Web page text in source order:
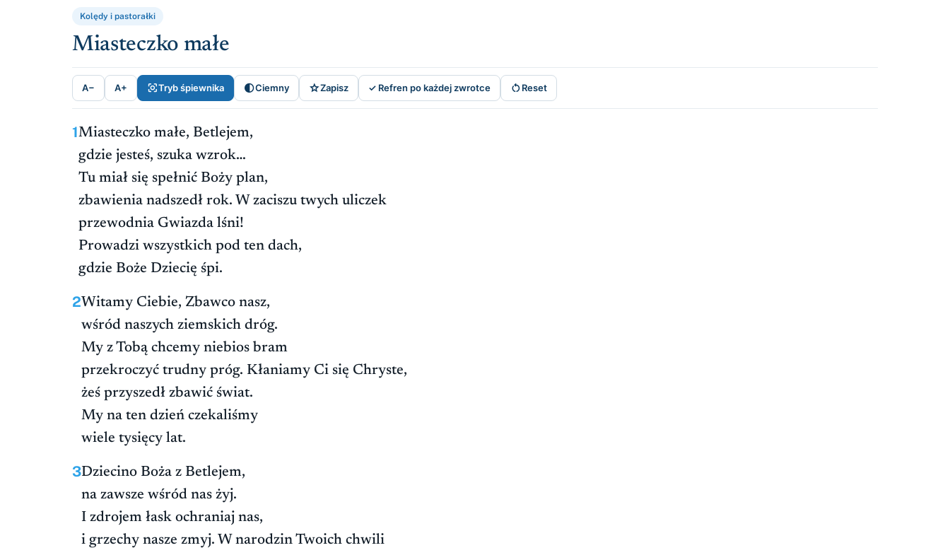
Kolędy i pastorałki
Miasteczko małe
A− A+ Tryb śpiewnika Ciemny Zapisz ✓ Refren po każdej zwrotce Reset
1Miasteczko małe, Betlejem,
gdzie jesteś, szuka wzrok…
Tu miał się spełnić Boży plan,
zbawienia nadszedł rok. W zaciszu twych uliczek
przewodnia Gwiazda lśni!
Prowadzi wszystkich pod ten dach,
gdzie Boże Dziecię śpi.
2Witamy Ciebie, Zbawco nasz,
wśród naszych ziemskich dróg.
My z Tobą chcemy niebios bram
przekroczyć trudny próg. Kłaniamy Ci się Chryste,
żeś przyszedł zbawić świat.
My na ten dzień czekaliśmy
wiele tysięcy lat.
3Dziecino Boża z Betlejem,
na zawsze wśród nas żyj.
I zdrojem łask ochraniaj nas,
i grzechy nasze zmyj. W narodzin Twoich chwili